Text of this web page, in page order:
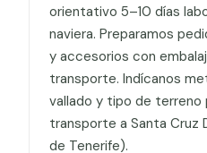
orientativo 5–10 días
naviera. Preparamos
y accesorios con
transporte. Indícanos
vallado y tipo de terreno
transporte a Santa Cruz
de Tenerife).